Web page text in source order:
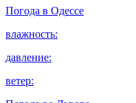
Погода в Одессе
влажность:
давление:
ветер: